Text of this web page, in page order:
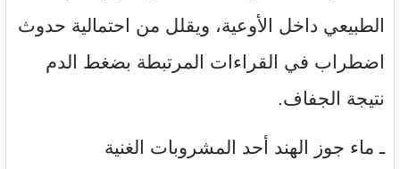
الطبيعي داخل الأوعية، ويقلل من احتمالية حدوث
اضطراب في القراءات المرتبطة بضغط الدم
نتيجة الجفاف.
ـ ماء جوز الهند أحد المشروبات الغنية